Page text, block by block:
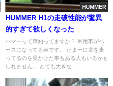
HUMMER
HUMMER H1の走破性能が驚異
的すぎて欲しくなった
ハマーって車知ってますか？ 軍用車がベ
ースになってる車です。 たまーに道を走
ってるのを見かけた事もある人もいるかも
しれません。 とても大きな...